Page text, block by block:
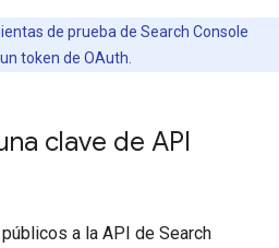
de prueba de Search Console
token de OAuth.
clave de API
a la API de Search